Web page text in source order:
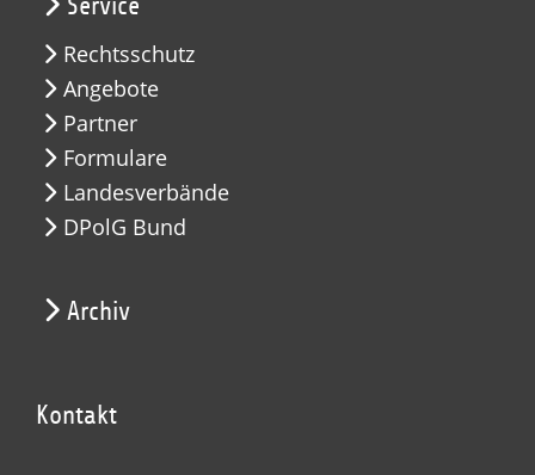
Service
Rechtsschutz
Angebote
Partner
Formulare
Landesverbände
DPolG Bund
Archiv
Kontakt